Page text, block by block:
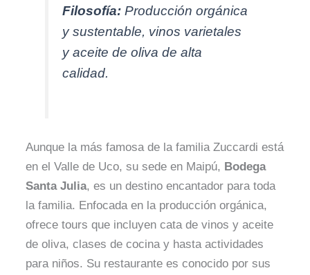
Filosofía: Producción orgánica
y sustentable, vinos varietales
y aceite de oliva de alta
calidad.
Aunque la más famosa de la familia Zuccardi está
en el Valle de Uco, su sede en Maipú, Bodega
Santa Julia, es un destino encantador para toda
la familia. Enfocada en la producción orgánica,
ofrece tours que incluyen cata de vinos y aceite
de oliva, clases de cocina y hasta actividades
para niños. Su restaurante es conocido por sus